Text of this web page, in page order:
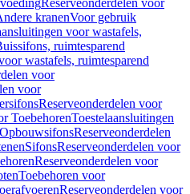
Reserveonderdelen voor
kranenVoor gebruik
voor wastafels,
ruimtesparend
wastafels, ruimtesparend
voor
voor
Reserveonderdelen voor
ToebehorenToestelaansluitingen
OpbouwsifonsReserveonderdelen
SifonsReserveonderdelen voor
Reserveonderdelen voor
Toebehoren voor
Reserveonderdelen voor